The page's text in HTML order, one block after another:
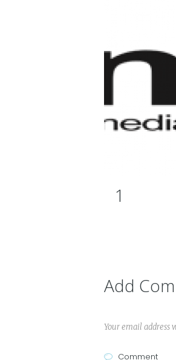
1
Add
Your email address